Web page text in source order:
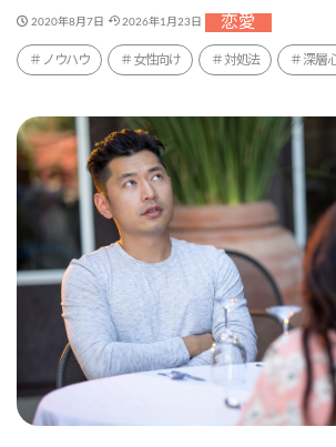
2020年8月7日 2026年1月23日 恋愛
ノウハウ 女性向け 対処法 深層